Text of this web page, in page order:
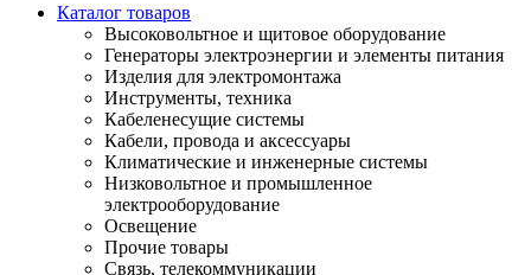
Каталог товаров
Высоковольтное и щитовое оборудование
Генераторы электроэнергии и элементы питания
Изделия для электромонтажа
Инструменты, техника
Кабеленесущие системы
Кабели, провода и аксессуары
Климатические и инженерные системы
Низковольтное и промышленное
электрооборудование
Освещение
Прочие товары
Связь, телекоммуникации